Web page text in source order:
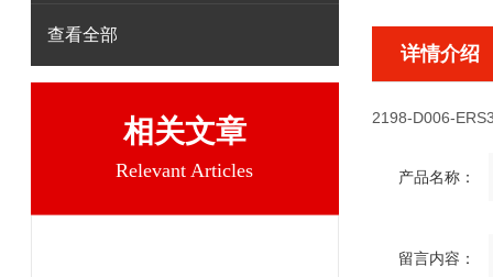
查看全部
相关文章
Relevant Articles
详情介绍
2198-D006-
产品名称：
留言内容：